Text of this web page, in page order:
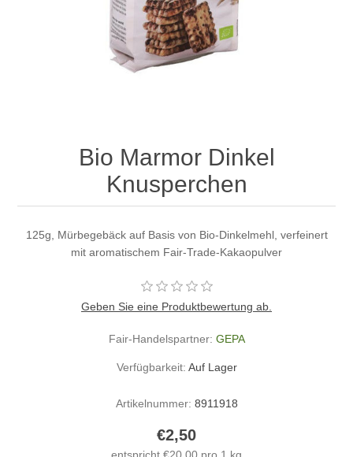
Bio Marmor Dinkel
Knusperchen
125g, Mürbegebäck auf Basis von Bio-Dinkelmehl, verfeinert
mit aromatischem Fair-Trade-Kakaopulver
Geben Sie eine Produktbewertung ab.
Fair-Handelspartner: GEPA
Verfügbarkeit: Auf Lager
Artikelnummer: 8911918
€2,50